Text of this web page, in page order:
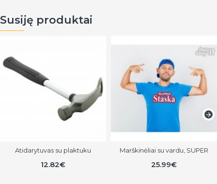
Susiję produktai
Atidarytuvas su plaktuku
12.82€
Marškinėliai su vardu, SUPER
25.99€